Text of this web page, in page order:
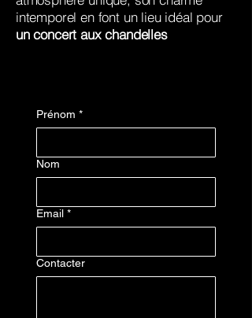
intemporel en font un lieu idéal pour
un concert aux chandelles
Prénom *
Nom
Email *
Contacter